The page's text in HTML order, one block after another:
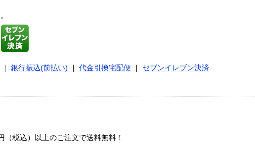
銀行振込(前払い) 代金引換宅配便
セブンイレブン決済
税込）以上のご注文で送料無料！